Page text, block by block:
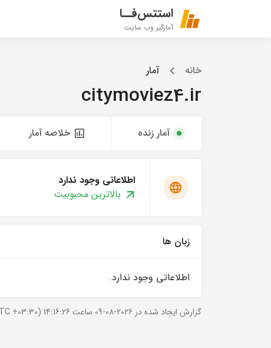
استتس‌فــا
آمارگیر وب سایت
خانه آمار
citymoviez4.ir
آمار زنده خلاصه آمار
اطلاعاتی وجود ندارد
بالاترین محبوبیت
زبان ها
اطلاعاتی وجود ندارد.
گزارش ایجاد شده در 2026-08-09 ساعت 14:16:26 (UTC +03:30).